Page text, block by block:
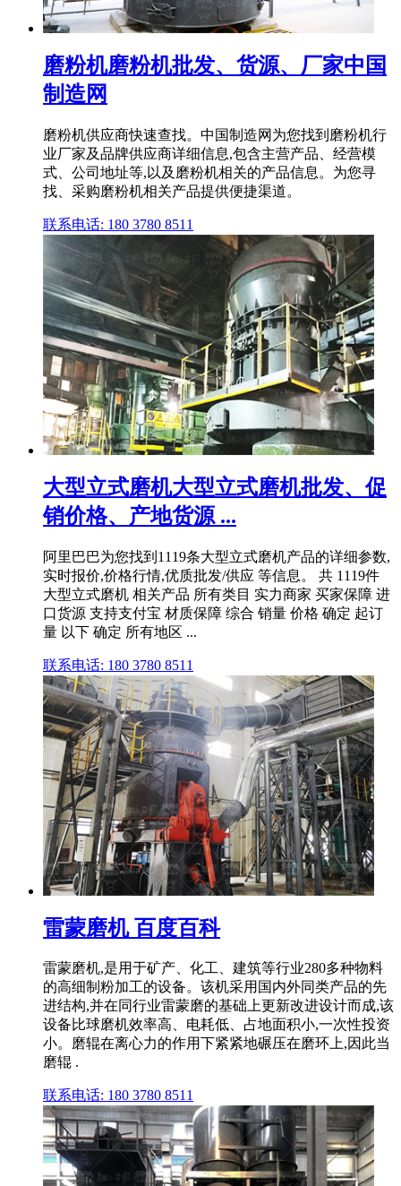
磨粉机磨粉机批发、货源、厂家中国
制造网
磨粉机供应商快速查找。中国制造网为您找到磨粉机行
业厂家及品牌供应商详细信息,包含主营产品、经营模
式、公司地址等,以及磨粉机相关的产品信息。为您寻
找、采购磨粉机相关产品提供便捷渠道。
联系电话: 180 3780 8511
大型立式磨机大型立式磨机批发、促
销价格、产地货源 ...
阿里巴巴为您找到1119条大型立式磨机产品的详细参数,
实时报价,价格行情,优质批发/供应 等信息。 共 1119件
大型立式磨机 相关产品 所有类目 实力商家 买家保障 进
口货源 支持支付宝 材质保障 综合 销量 价格 确定 起订
量 以下 确定 所有地区 ...
联系电话: 180 3780 8511
雷蒙磨机 百度百科
雷蒙磨机,是用于矿产、化工、建筑等行业280多种物料
的高细制粉加工的设备。该机采用国内外同类产品的先
进结构,并在同行业雷蒙磨的基础上更新改进设计而成,该
设备比球磨机效率高、电耗低、占地面积小,一次性投资
小。磨辊在离心力的作用下紧紧地碾压在磨环上,因此当
磨辊 .
联系电话: 180 3780 8511